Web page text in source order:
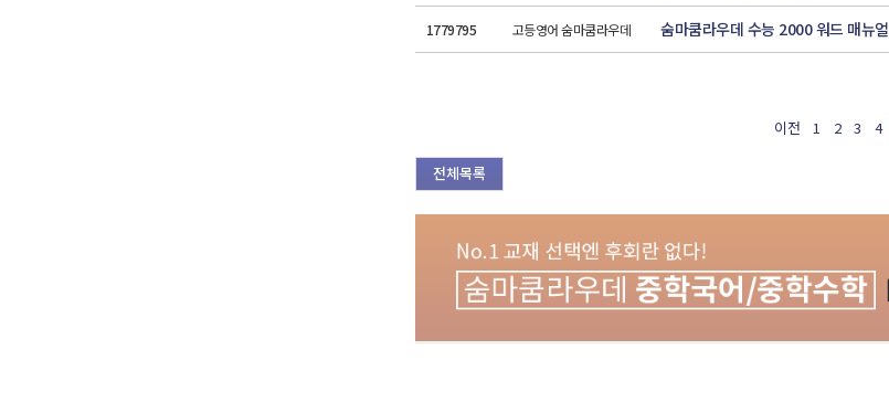
1779795 고등영어 숨마쿰라우데 숨마쿰라우데 수능 2000 워드 매뉴얼
이전 1 2 3 4
전체목록